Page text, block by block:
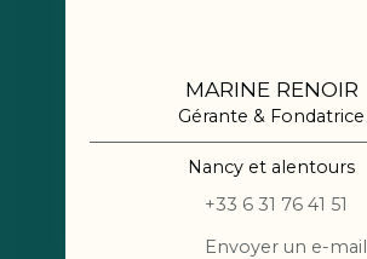
MARINE RENOIR
Gérante & Fondatrice
Nancy et alentours
+33 6 31 76 41 51
Envoyer un e-mail